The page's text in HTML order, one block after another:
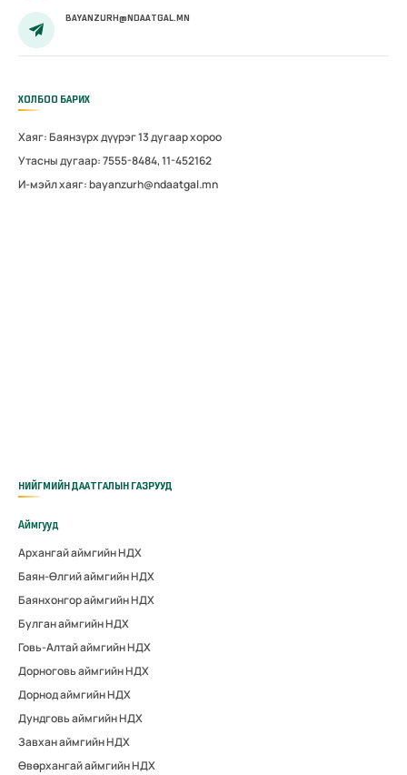
BAYANZURH@NDAATGAL.MN
ХОЛБОО БАРИХ
Хаяг: Баянзүрх дүүрэг 13 дугаар хороо
Утасны дугаар: 7555-8484, 11-452162
И-мэйл хаяг: bayanzurh@ndaatgal.mn
НИЙГМИЙН ДААТГАЛЫН ГАЗРУУД
Аймгууд
Архангай аймгийн НДХ
Баян-Өлгий аймгийн НДХ
Баянхонгор аймгийн НДХ
Булган аймгийн НДХ
Говь-Алтай аймгийн НДХ
Дорноговь аймгийн НДХ
Дорнод аймгийн НДХ
Дундговь аймгийн НДХ
Завхан аймгийн НДХ
Өвөрхангай аймгийн НДХ